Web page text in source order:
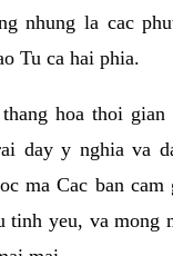
nhung la cac
Tu ca hai phia.
hoa thoi
day y nghia va
ma Cac ban cam
tinh yeu, va mong